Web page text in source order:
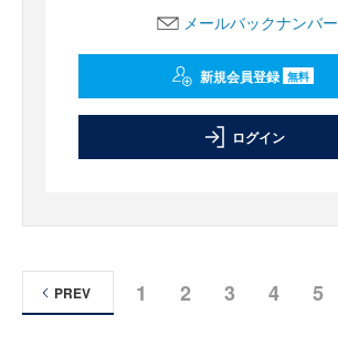
メールバックナンバー
新規会員登録 無料
ログイン
1 2 3 4 5
PREV